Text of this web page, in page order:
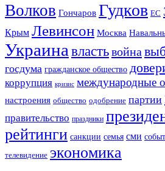
Волков Гончаров Гудков ЕС
Крым Левинсон Москва
Украина властьвойна
госдума гражданское общество
коррупция кризис международные
настроения общество одобрение партии
правительство праздники
рейтинги санкции семья сми
телевидение экономика